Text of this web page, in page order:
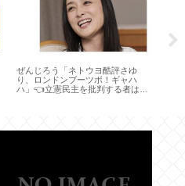
ぜんじろう「ネトウヨ酷評さゆ
り、ロンドンブーツボ！ギャハ
ハ」👈立憲民主を批判する者は全